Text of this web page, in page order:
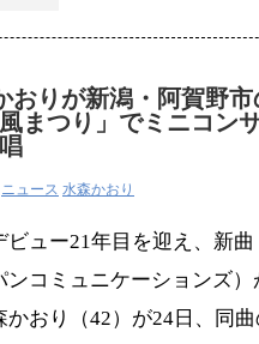
おりが新潟・阿賀野市
まつり」でミニコン
ニュース 水森かおり
ビュー21年目を迎え、新
ンコミュニケーションズ
かおり（42）が24日、同